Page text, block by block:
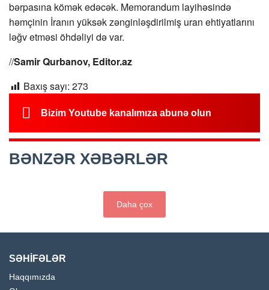
bərpasına kömək edəcək. Memorandum layihəsində
həmçinin İranın yüksək zənginləşdirilmiş uran ehtiyatlarını
ləğv etməsi öhdəliyi də var.
//Samir Qurbanov, Editor.az
Baxış sayı: 273
Bizim Youtube kanalımıza abunə olun
BƏNZƏR XƏBƏRLƏR
Daha çox
SƏHİFƏLƏR
Haqqımızda